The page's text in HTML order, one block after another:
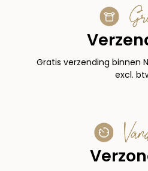
Gratis verzending binnen
excl.